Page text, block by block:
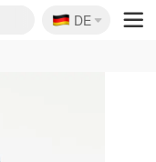
🇩🇪
DE